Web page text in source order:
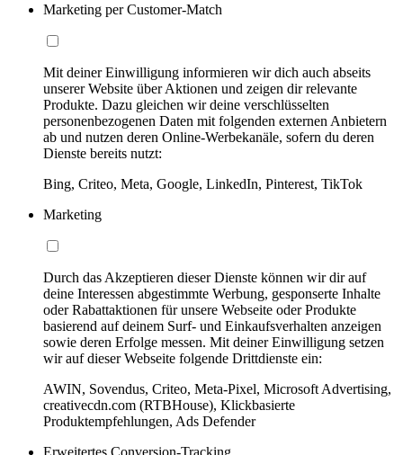
Marketing per Customer-Match
Mit deiner Einwilligung informieren wir dich auch abseits
unserer Website über Aktionen und zeigen dir relevante
Produkte. Dazu gleichen wir deine verschlüsselten
personenbezogenen Daten mit folgenden externen Anbietern
ab und nutzen deren Online-Werbekanäle, sofern du deren
Dienste bereits nutzt:
Bing, Criteo, Meta, Google, LinkedIn, Pinterest, TikTok
Marketing
Durch das Akzeptieren dieser Dienste können wir dir auf
deine Interessen abgestimmte Werbung, gesponserte Inhalte
oder Rabattaktionen für unsere Webseite oder Produkte
basierend auf deinem Surf- und Einkaufsverhalten anzeigen
sowie deren Erfolge messen. Mit deiner Einwilligung setzen
wir auf dieser Webseite folgende Drittdienste ein:
AWIN, Sovendus, Criteo, Meta-Pixel, Microsoft Advertising,
creativecdn.com (RTBHouse), Klickbasierte
Produktempfehlungen, Ads Defender
Erweitertes Conversion-Tracking